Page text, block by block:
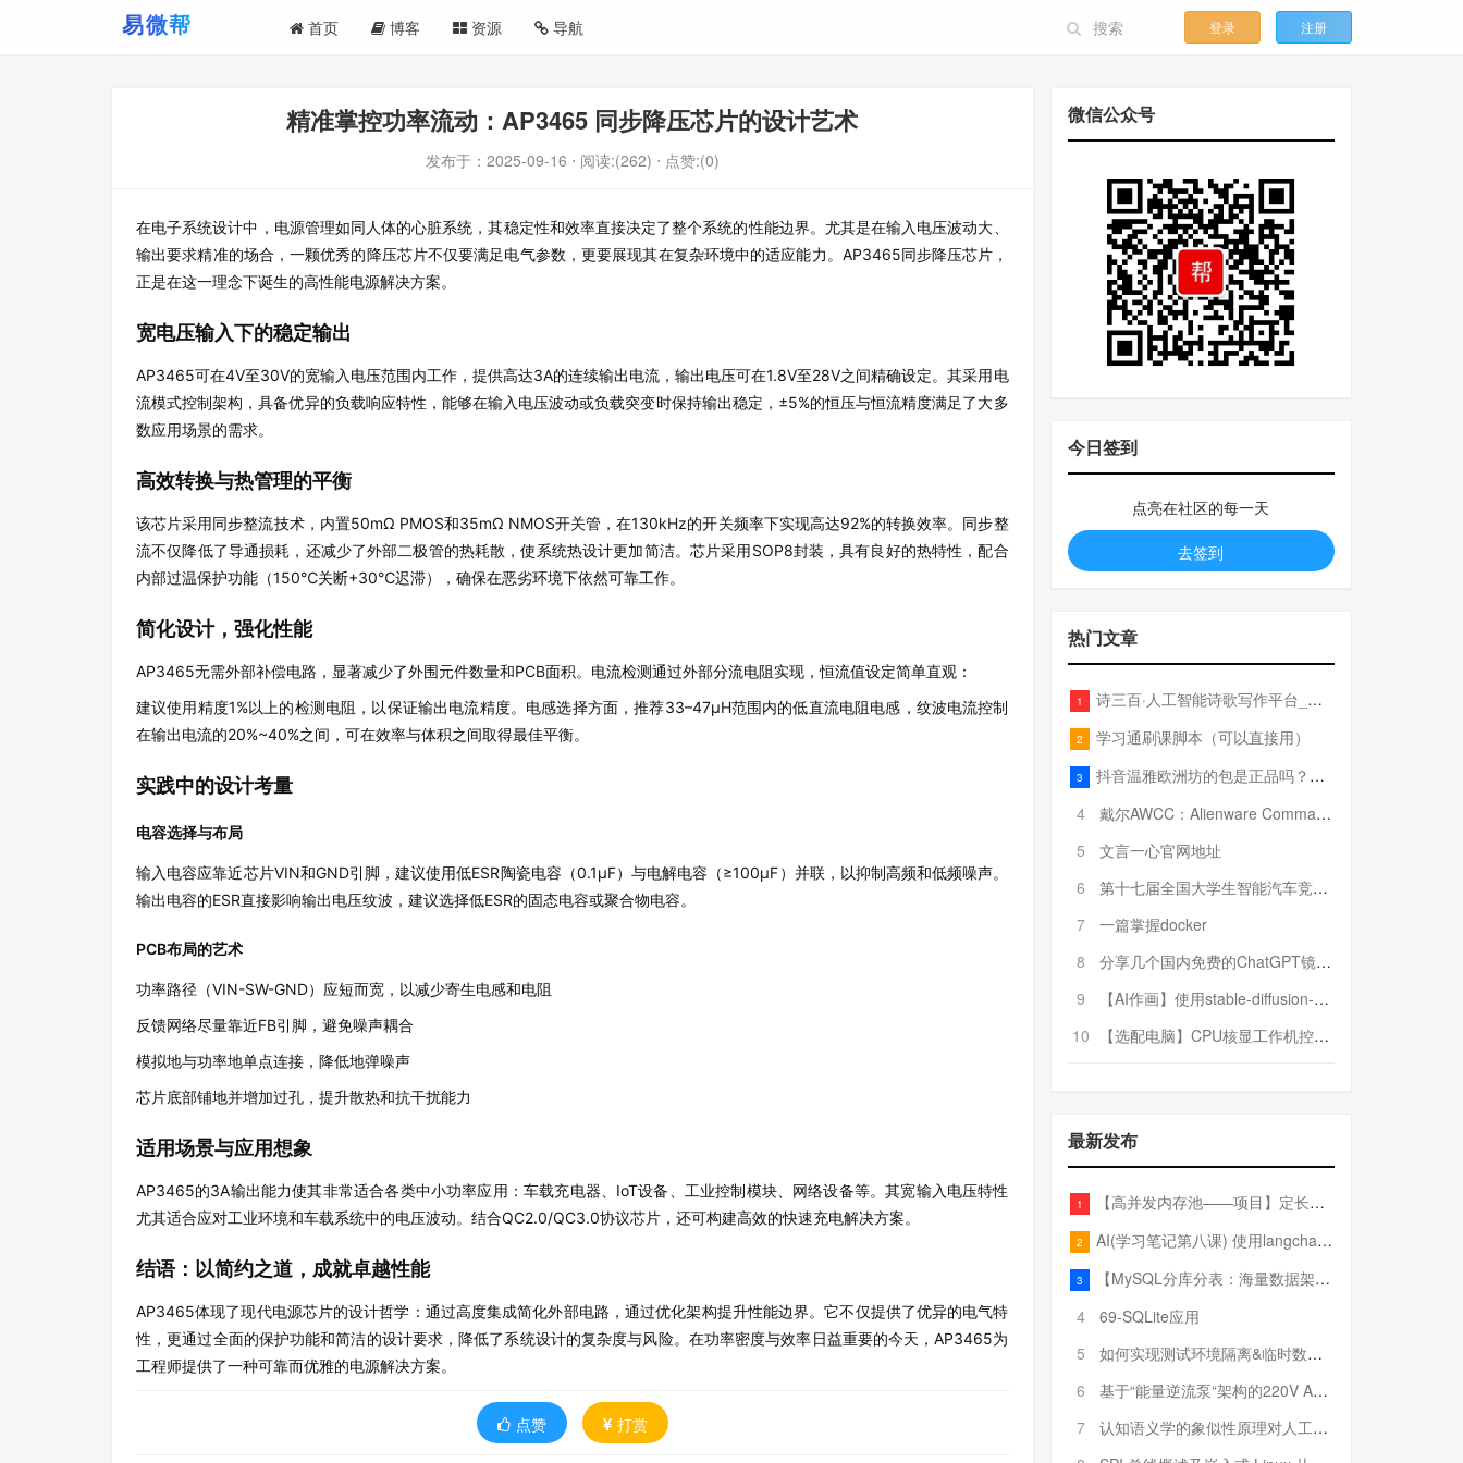
首页 博客 资源 导航 登录 注册
精准掌控功率流动：AP3465 同步降压芯片的设计艺术
发布于： 2025-09-16 ⋅ 阅读:(262) ⋅ 点赞:(0)
在电子系统设计中，电源管理如同人体的心脏系统，其稳定性和效率直接决定了整个系统的性能边界。尤其是在输入电压波动大、
输出要求精准的场合，一颗优秀的降压芯片不仅要满足电气参数，更要展现其在复杂环境中的适应能力。AP3465同步降压芯片，
正是在这一理念下诞生的高性能电源解决方案。
宽电压输入下的稳定输出
AP3465可在4V至30V的宽输入电压范围内工作，提供高达3A的连续输出电流，输出电压可在1.8V至28V之间精确设定。其采用电
流模式控制架构，具备优异的负载响应特性，能够在输入电压波动或负载突变时保持输出稳定，±5%的恒压与恒流精度满足了大多
数应用场景的需求。
高效转换与热管理的平衡
该芯片采用同步整流技术，内置50mΩ PMOS和35mΩ NMOS开关管，在130kHz的开关频率下实现高达92%的转换效率。同步整
流不仅降低了导通损耗，还减少了外部二极管的热耗散，使系统热设计更加简洁。芯片采用SOP8封装，具有良好的热特性，配合
内部过温保护功能（150℃关断+30℃迟滞），确保在恶劣环境下依然可靠工作。
简化设计，强化性能
AP3465无需外部补偿电路，显著减少了外围元件数量和PCB面积。电流检测通过外部分流电阻实现，恒流值设定简单直观：
建议使用精度1%以上的检测电阻，以保证输出电流精度。电感选择方面，推荐33–47μH范围内的低直流电阻电感，纹波电流控制
在输出电流的20%~40%之间，可在效率与体积之间取得最佳平衡。
实践中的设计考量
电容选择与布局
输入电容应靠近芯片VIN和GND引脚，建议使用低ESR陶瓷电容（0.1μF）与电解电容（≥100μF）并联，以抑制高频和低频噪声。
输出电容的ESR直接影响输出电压纹波，建议选择低ESR的固态电容或聚合物电容。
PCB布局的艺术
功率路径（VIN-SW-GND）应短而宽，以减少寄生电感和电阻
反馈网络尽量靠近FB引脚，避免噪声耦合
模拟地与功率地单点连接，降低地弹噪声
芯片底部铺地并增加过孔，提升散热和抗干扰能力
适用场景与应用想象
AP3465的3A输出能力使其非常适合各类中小功率应用：车载充电器、IoT设备、工业控制模块、网络设备等。其宽输入电压特性
尤其适合应对工业环境和车载系统中的电压波动。结合QC2.0/QC3.0协议芯片，还可构建高效的快速充电解决方案。
结语：以简约之道，成就卓越性能
AP3465体现了现代电源芯片的设计哲学：通过高度集成简化外部电路，通过优化架构提升性能边界。它不仅提供了优异的电气特
性，更通过全面的保护功能和简洁的设计要求，降低了系统设计的复杂度与风险。在功率密度与效率日益重要的今天，AP3465为
工程师提供了一种可靠而优雅的电源解决方案。
点赞 打赏
微信公众号
今日签到
点亮在社区的每一天
去签到
热门文章
1 诗三百·人工智能诗歌写作平台_在线作诗机_藏头诗生成器_电脑对联_姓名作诗
2 学习通刷课脚本（可以直接用）
3
抖音温雅欧洲坊的包是正品吗？温雅卖的包为啥那么便宜？
4
戴尔AWCC：Alienware Command Center 故障排除方法，里面附有超全详解呦，快来快来，欢迎观看~
5
文言一心官网地址
6
第十七届全国大学生智能汽车竞赛全国总决赛参赛队伍奖项公告
7
一篇掌握docker
8
分享几个国内免费的ChatGPT镜像网址(亲测有效-4月25日更新)
9
【AI作画】使用stable-diffusion-webui搭建AI作画平台
10
【选配电脑】CPU核显工作机控制预算5000
最新发布
1 【高并发内存池——项目】定长内存池——开胃小菜
2 AI(学习笔记第八课) 使用langchain的embedding models
3
【MySQL分库分表：海量数据架构的终极解决方案】
4
69-SQLite应用
5
如何实现测试环境隔离&临时数据库（pytest+SQLite）
6
基于“能量逆流泵“架构的220V AC至20V DC 300W高效电源设计
7
认知语义学的象似性原理对人工智能自然语言处理深层语义分析的影响与启示